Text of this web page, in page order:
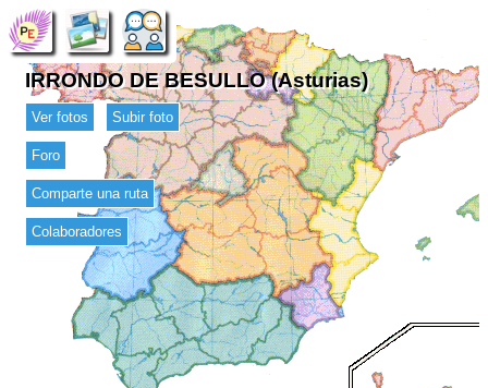
IRRONDO DE BESULLO (Asturias)
Ver fotos Subir foto
Foro
Comparte una ruta
Colaboradores